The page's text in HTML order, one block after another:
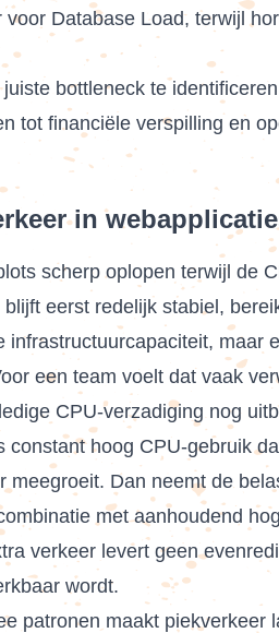
Database Load, terwijl
bottleneck te
tot financiële verspilling en
in
scherp oplopen terwijl de
eerst redelijk stabiel,
infrastructuurcapaciteit,
een team voelt dat vaak
CPU-verzadiging nog
constant hoog CPU-gebruik
meegroeit. Dan neemt de
met aanhoudend
verkeer levert geen
wordt.
patronen maakt